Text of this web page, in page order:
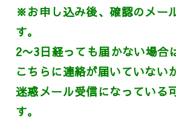
※お申し込み後、確認のメー
す。
2〜3日経っても届かない場合
こちらに連絡が届いていない
迷惑メール受信になっている
す。